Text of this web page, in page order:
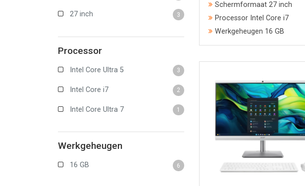
27 inch 3
Processor
Intel Core Ultra 5 3
Intel Core i7 2
Intel Core Ultra 7 1
Werkgeheugen
16 GB 6
Schermformaat 27 inch
Processor Intel Core i7
Werkgeheugen 16 GB
Bekijk meer informatie